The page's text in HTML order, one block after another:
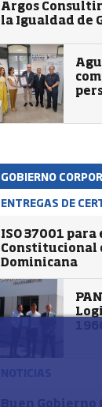
Argos
la Igualdad de
GOBIERNO
ENTREGAS DE
ISO 37001
Constitucional
Dominicana